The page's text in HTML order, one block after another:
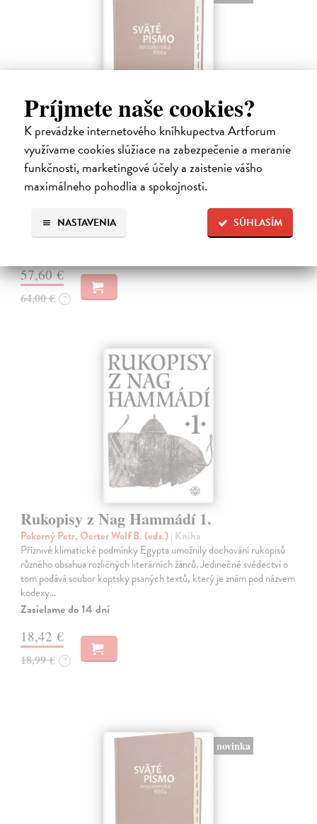
Príjmete naše cookies?
K prevádzke internetového kníhkupectva Artforum
využívame cookies slúžiace na zabezpečenie a meranie
funkčnosti, marketingové účely a zaistenie vášho
maximálneho pohodlia a spokojnosti.
SÚHLASÍM
NASTAVENIA
Sväté písmo - Jeruzalemská Biblia (veľký
formát) hnedá obálka
kolektív autorov| Kniha
palcové indexátory, ktoré umožnia rýchle vyhľadanie príslušnej knihy.
V skromnom zozname slovenských katolíckych prekladov Biblie má…
57,60 €
64,00 € ?
Rukopisy z Nag Hammádí 1.
Pokorný Petr, Oerter Wolf B. (eds.)| Kniha
Příznivé klimatické podmínky Egypta umožnily dochování rukopisů
různého obsahua rozličných literárních žánrů. Jedinečné svědectví o
tom podává soubor koptsky psaných textů, který je znám pod názvem
kodexy…
Zasielame do 14 dní
18,42 €
18,99 € ?
novinka